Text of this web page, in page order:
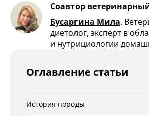
Соавтор
Бусаргина Мила.
диетолог, эксперт в
и нутрициологии
Оглавление статьи
История породы